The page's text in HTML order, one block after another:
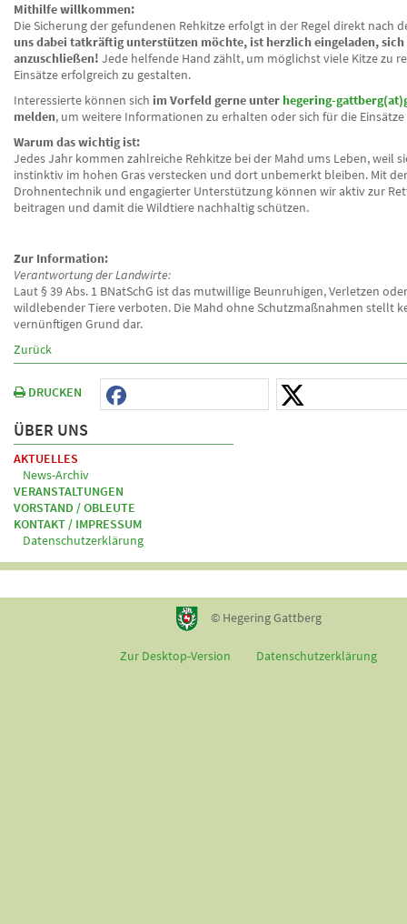
Mithilfe willkommen:
Die Sicherung der gefundenen Rehkitze erfolgt in der Regel direkt nach
uns dabei tatkräftig unterstützen möchte, ist herzlich eingeladen, sich
anzuschließen! Jede helfende Hand zählt, um möglichst viele Kitze zu
Einsätze erfolgreich zu gestalten.
Interessierte können sich im Vorfeld gerne unter hegering-
melden, um weitere Informationen zu erhalten oder sich für die
Warum das wichtig ist:
Jedes Jahr kommen zahlreiche Rehkitze bei der Mahd ums Leben, weil
instinktiv im hohen Gras verstecken und dort unbemerkt bleiben. Mit der
Drohnentechnik und engagierter Unterstützung können wir aktiv zur
beitragen und damit die Wildtiere nachhaltig schützen.
Zur Information:
Verantwortung der Landwirte:
Laut § 39 Abs. 1 BNatSchG ist das mutwillige Beunruhigen, Verletzen
wildlebender Tiere verboten. Die Mahd ohne Schutzmaßnahmen stellt
vernünftigen Grund dar.
Zurück
DRUCKEN
ÜBER UNS
AKTUELLES
News-Archiv
VERANSTALTUNGEN
VORSTAND / OBLEUTE
KONTAKT / IMPRESSUM
Datenschutzerklärung
© Hegering Gattberg
Zur Desktop-Version Datenschutzerklärung